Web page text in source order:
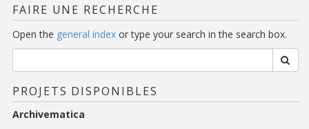
FAIRE UNE RECHERCHE
Open the general index or type your search in the search box.
PROJETS DISPONIBLES
Archivematica